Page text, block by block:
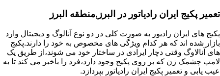
تعمیر پکیج ایران رادیاتور در البرز,منطقه البرز
پکیج های ایران رادیور به صورت کلی در دو نوع آنالوگ و دیجیتال وارد
بازار شده اند که هر کدام ویژگی های مخصوص به خود را دارند.پکیج
های آنالاوگ وقتی دچار ایرادی در ساختار خود می شوند،از طریق یک
لامپ چشمک زن که بر روی پکیج وجود دارد،فرد را باخبر می کند تا به
عیب یابی و تعمیر پکیج ایران رادیاتور بپردازد.